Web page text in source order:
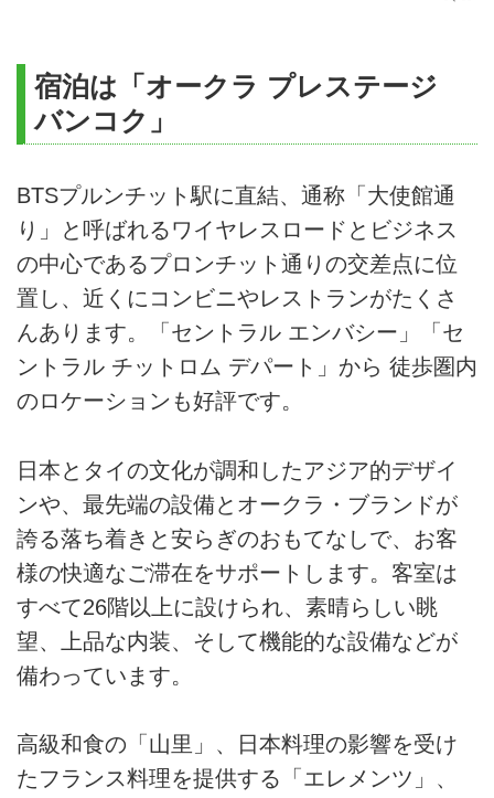
宿泊は「オークラ プレステージ
バンコク」
BTSプルンチット駅に直結、通称「大使館通
り」と呼ばれるワイヤレスロードとビジネス
の中心であるプロンチット通りの交差点に位
置し、近くにコンビニやレストランがたくさ
んあります。「セントラル エンバシー」「セ
ントラル チットロム デパート」から 徒歩圏内
のロケーションも好評です。
日本とタイの文化が調和したアジア的デザイ
ンや、最先端の設備とオークラ・ブランドが
誇る落ち着きと安らぎのおもてなしで、お客
様の快適なご滞在をサポートします。客室は
すべて26階以上に設けられ、素晴らしい眺
望、上品な内装、そして機能的な設備などが
備わっています。
高級和食の「山里」、日本料理の影響を受け
たフランス料理を提供する「エレメンツ」、